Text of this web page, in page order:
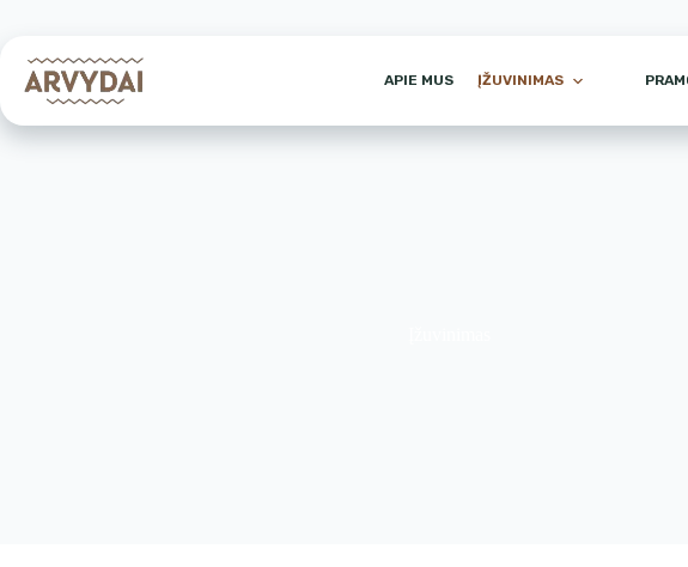
APIE MUS ĮŽUVINIMAS